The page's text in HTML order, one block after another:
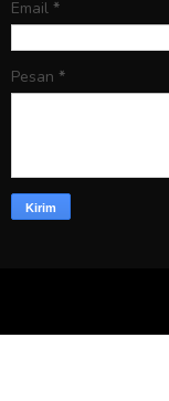
Email *
Pesan *